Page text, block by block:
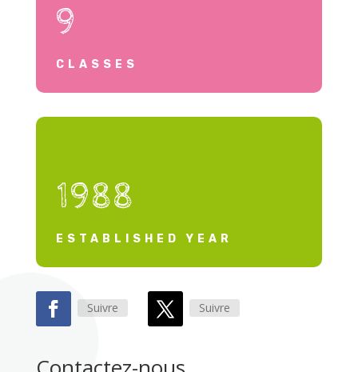
9
CLASSES
1988
ESTABLISHED YEAR
Suivre Suivre